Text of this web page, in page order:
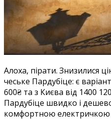
зі
Алоха, пірати. Знизилися
чеське Пардубіце: є
600₴ та з Києва від 1400
Пардубіце швидко і
комфортною електричкою